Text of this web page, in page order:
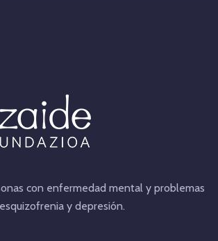
con enfermedad mental y problemas
y depresión.